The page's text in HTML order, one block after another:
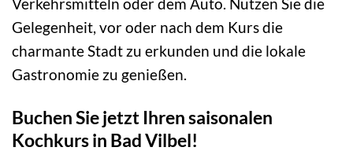
Gelegenheit, vor oder nach dem Kurs die
charmante Stadt zu erkunden und die lokale
Gastronomie zu genießen.
Buchen Sie jetzt Ihren saisonalen
Kochkurs in Bad Vilbel!